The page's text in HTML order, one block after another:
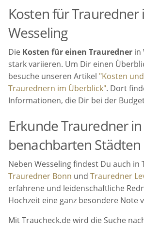
Kosten für Trauredner
Wesseling
Die Kosten für einen Trauredner in
stark variieren. Um Dir einen
besuche unseren Artikel "Kosten
Traurednern im Überblick". Dort
Informationen, die Dir bei der
Erkunde Trauredner in
benachbarten Städten
Neben Wesseling findest Du auch in
Trauredner Bonn undTrauredner
erfahrene und leidenschaftliche
Hochzeit eine ganz besondere Note
Mit Traucheck.de wird die Suche